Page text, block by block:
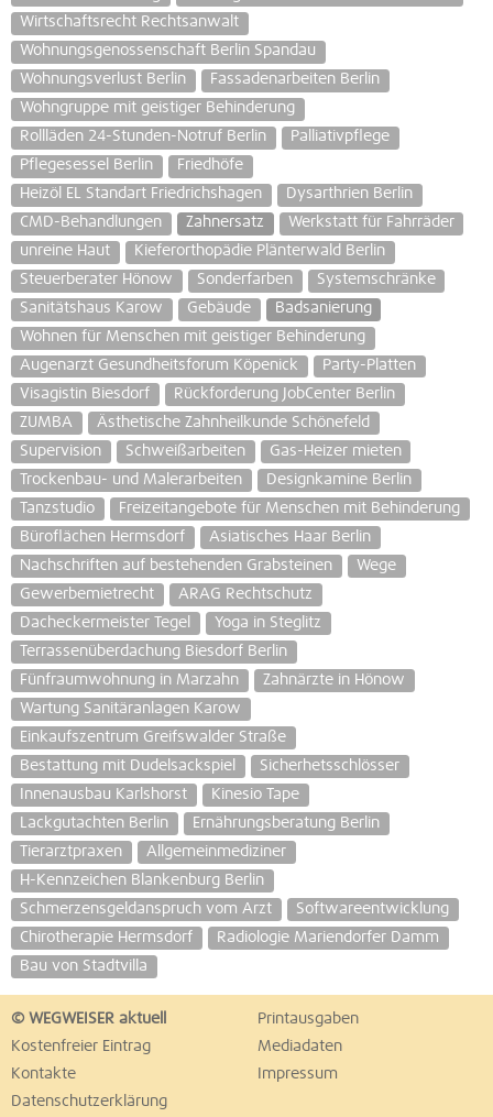
Wirtschaftsrecht Rechtsanwalt
Wohnungsgenossenschaft Berlin Spandau
Wohnungsverlust Berlin
Fassadenarbeiten Berlin
Wohngruppe mit geistiger Behinderung
Rollläden 24-Stunden-Notruf Berlin
Palliativpflege
Pflegesessel Berlin
Friedhöfe
Heizöl EL Standart Friedrichshagen
Dysarthrien Berlin
CMD-Behandlungen
Zahnersatz
Werkstatt für Fahrräder
unreine Haut
Kieferorthopädie Plänterwald Berlin
Steuerberater Hönow
Sonderfarben
Systemschränke
Sanitätshaus Karow
Gebäude
Badsanierung
Wohnen für Menschen mit geistiger Behinderung
Augenarzt Gesundheitsforum Köpenick
Party-Platten
Visagistin Biesdorf
Rückforderung JobCenter Berlin
ZUMBA
Ästhetische Zahnheilkunde Schönefeld
Supervision
Schweißarbeiten
Gas-Heizer mieten
Trockenbau- und Malerarbeiten
Designkamine Berlin
Tanzstudio
Freizeitangebote für Menschen mit Behinderung
Büroflächen Hermsdorf
Asiatisches Haar Berlin
Nachschriften auf bestehenden Grabsteinen
Wege
Gewerbemietrecht
ARAG Rechtschutz
Dacheckermeister Tegel
Yoga in Steglitz
Terrassenüberdachung Biesdorf Berlin
Fünfraumwohnung in Marzahn
Zahnärzte in Hönow
Wartung Sanitäranlagen Karow
Einkaufszentrum Greifswalder Straße
Bestattung mit Dudelsackspiel
Sicherhetsschlösser
Innenausbau Karlshorst
Kinesio Tape
Lackgutachten Berlin
Ernährungsberatung Berlin
Tierarztpraxen
Allgemeinmediziner
H-Kennzeichen Blankenburg Berlin
Schmerzensgeldanspruch vom Arzt
Softwareentwicklung
Chirotherapie Hermsdorf
Radiologie Mariendorfer Damm
Bau von Stadtvilla
© WEGWEISER aktuell
Printausgaben
Kostenfreier Eintrag
Mediadaten
Kontakte
Impressum
Datenschutzerklärung